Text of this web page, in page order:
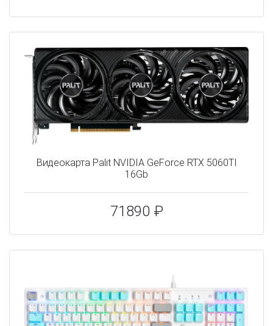
Видеокарта Palit NVIDIA GeForce RTX 5060TI
16Gb
71890 ₽